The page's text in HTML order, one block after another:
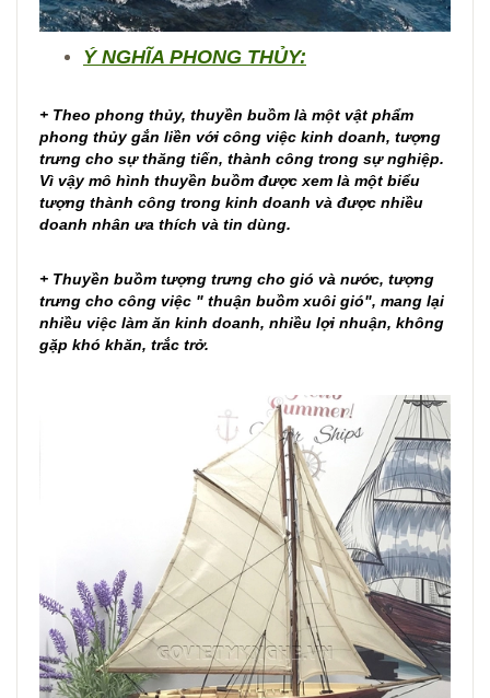
Ý NGHĨA PHONG THỦY:
+ Theo phong thủy, thuyền buồm là một vật phẩm
phong thủy gắn liền với công việc kinh doanh, tượng
trưng cho sự thăng tiến, thành công trong sự nghiệp.
Vì vậy mô hình thuyền buồm được xem là một biểu
tượng thành công trong kinh doanh và được nhiều
doanh nhân ưa thích và tin dùng.
+ Thuyền buồm tượng trưng cho gió và nước, tượng
trưng cho công việc " thuận buồm xuôi gió", mang lại
nhiều việc làm ăn kinh doanh, nhiều lợi nhuận, không
gặp khó khăn, trắc trở.